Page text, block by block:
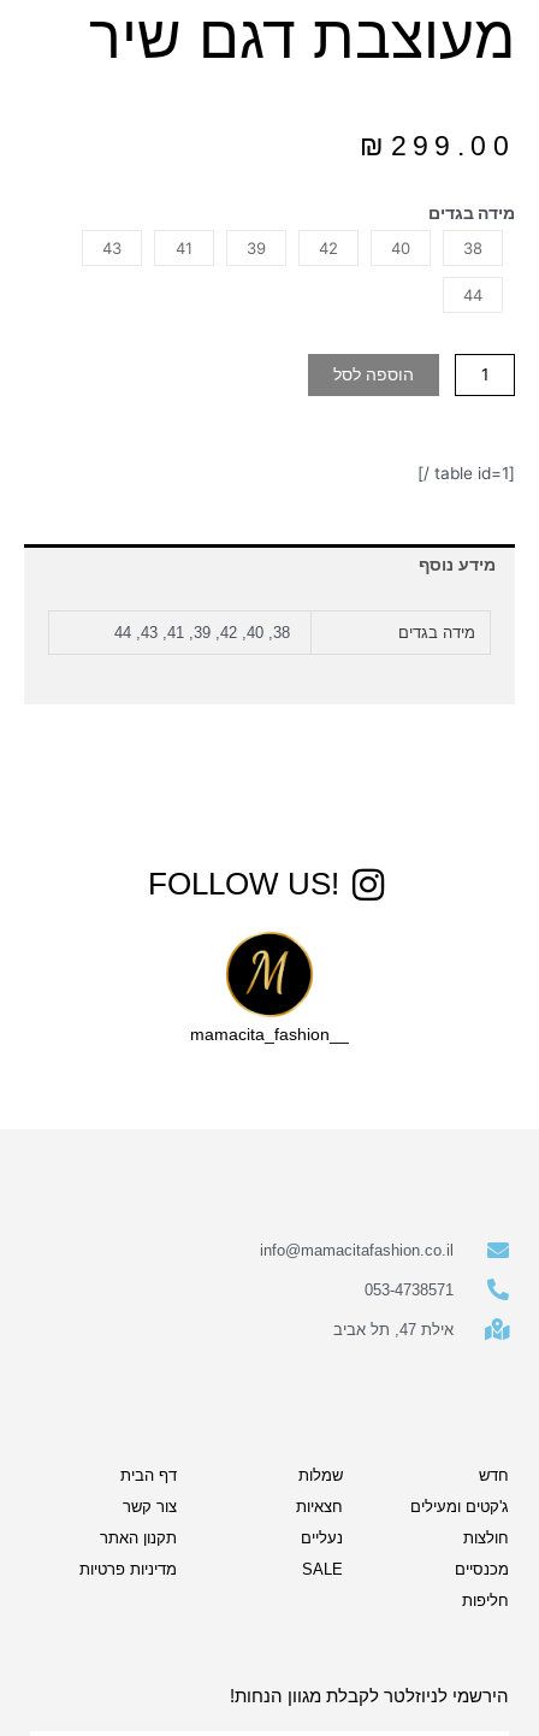
מעוצבת דגם שיר
₪ 299.00
מידה בגדים
38
40
42
39
41
43
44
הוספה לסל
[table id=1 /]
מידע נוסף
מידה בגדים 38, 40, 42, 39, 41, 43, 44
!FOLLOW US
info@mamacitafashion.co.il
053-4738571
אילת 47, תל אביב
חדש
ג'קטים ומעילים
חולצות
מכנסיים
חליפות
שמלות
חצאיות
נעליים
SALE
דף הבית
צור קשר
תקנון האתר
מדיניות פרטיות
הירשמי לניוזלטר לקבלת מגוון הנחות!